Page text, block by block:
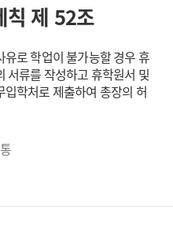
칙 제 52조
로 학업이 불가능할 경우 휴
서류를 작성하고 휴학원서 및
학처로 제출하여 총장의 허